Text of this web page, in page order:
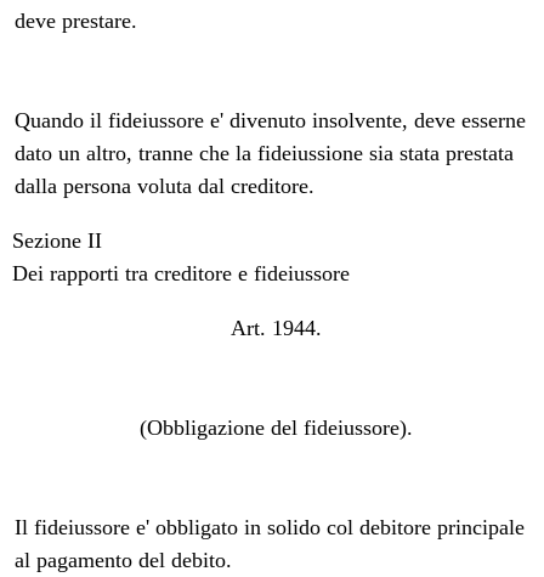
deve prestare.
Quando il fideiussore e' divenuto insolvente, deve esserne
dato un altro, tranne che la fideiussione sia stata prestata
dalla persona voluta dal creditore.
Sezione II
Dei rapporti tra creditore e fideiussore
Art. 1944.
(Obbligazione del fideiussore).
Il fideiussore e' obbligato in solido col debitore principale
al pagamento del debito.